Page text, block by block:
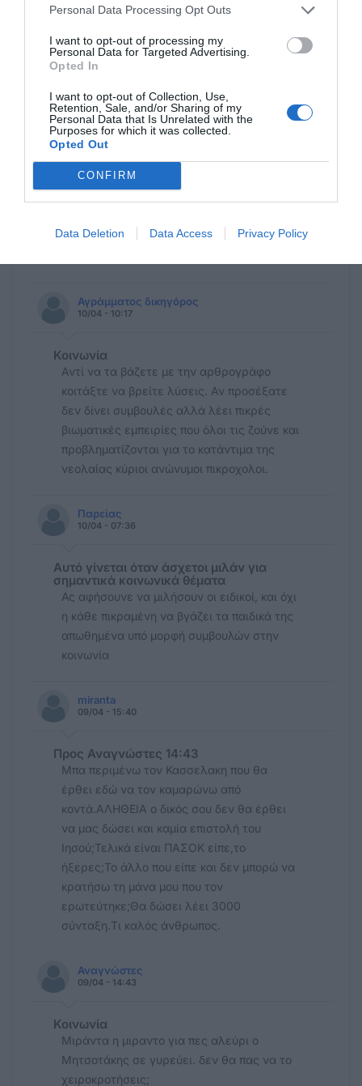
Personal Data Processing Opt Outs
I want to opt-out of processing my
Personal Data for Targeted Advertising.
Opted In
I want to opt-out of Collection, Use,
Retention, Sale, and/or Sharing of my
Personal Data that Is Unrelated with the
Purposes for which it was collected.
Opted Out
CONFIRM
Data Deletion Data Access Privacy Policy
Η ανωνυμία είναι το καλύτερο κρησφύγετο δειλίας και
Σχόλια 6
Αγράμματος δικηγόρος
10/04 - 10:17
Κοινωνία
Αντί να τα βάζετε με την αρθρογράφο
κοιτάξτε να βρείτε λύσεις. Αν προσέξατε
δεν δίνει συμβουλές αλλά λέει πικρές
βιωματικές εμπειρίες που όλοι τις ζούνε και
προβληματίζονται για το κατάντιμα της
νεολαίας κύριοι ανώνυμοι πικροχολοι.
Παρείας
10/04 - 07:36
Αυτό γίνεται όταν άσχετοι μιλάν για
σημαντικά κοινωνικά θέματα
Ας αφήσουνε να μιλήσουν οι ειδικοί, και όχι
η κάθε πικραμένη να βγάζει τα παιδικά της
απωθημένα υπό μορφή συμβουλών στην
κοινωνία
miranta
09/04 - 15:40
Προς Αναγνώστες 14:43
Μπα περιμένω τον Κασσελακη που θα
έρθει εδώ να τον καμαρώνω από
κοντά.ΑΛΗΘΕΙΑ ο δικός σου δεν θα έρθει
να μας δώσει και καμία επιστολή του
Ιησού;Τελικά είναι ΠΑΣΟΚ είπε,το
ήξερες;Το άλλο που είπε και δεν μπορώ να
κρατήσω τη μάνα μου που τον
ερωτεύτηκε;Θα δώσει λέει 3000
σύνταξη.Τι καλός άνθρωπος.
Αναγνώστες
09/04 - 14:43
Κοινωνία
Μιράντα η μιραντο για πες αλεύρι ο
Μητσοτάκης σε γυρεύει. δεν θα πας να το
χειροκροτήσεις;